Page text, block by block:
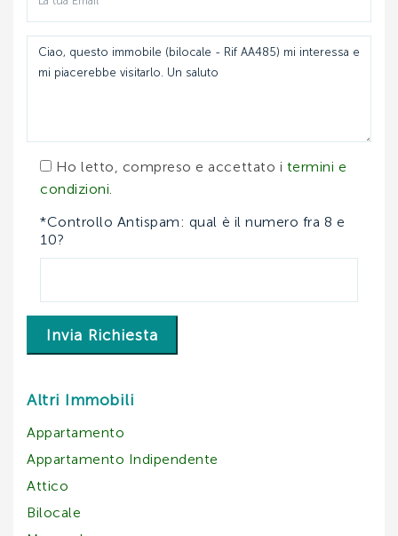
Ho letto, compreso e accettato i termini e
condizioni.
*Controllo Antispam: qual è il numero fra 8 e
10?
Invia Richiesta
Altri Immobili
Appartamento
Appartamento Indipendente
Attico
Bilocale